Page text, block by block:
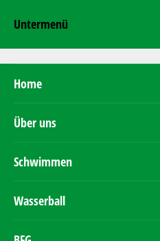
Untermenü
Home
Über uns
Schwimmen
Wasserball